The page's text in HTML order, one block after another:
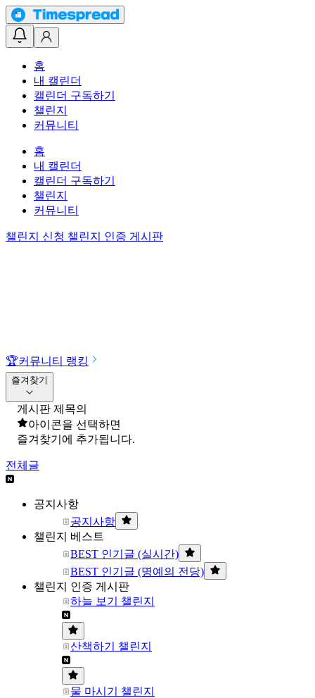
홈
내 캘린더
캘린더 구독하기
챌린지
커뮤니티
홈
내 캘린더
캘린더 구독하기
챌린지
커뮤니티
챌린지 신청 챌린지 인증 게시판
🏆커뮤니티 랭킹
즐겨찾기
게시판 제목의
아이콘을 선택하면
즐겨찾기에 추가됩니다.
전체글
공지사항
공지사항
챌린지 베스트
BEST 인기글 (실시간)
BEST 인기글 (명예의 전당)
챌린지 인증 게시판
하늘 보기 챌린지
산책하기 챌린지
물 마시기 챌린지